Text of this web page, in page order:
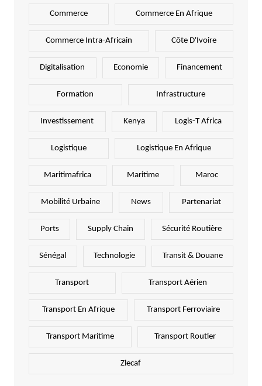
Commerce Commerce En Afrique
Commerce Intra-Africain Côte D'Ivoire
Digitalisation Economie Financement
Formation Infrastructure
Investissement Kenya Logis-T Africa
Logistique Logistique En Afrique
Maritimafrica Maritime Maroc
Mobilité Urbaine News Partenariat
Ports Supply Chain Sécurité Routière
Sénégal Technologie Transit & Douane
Transport Transport Aérien
Transport En Afrique Transport Ferroviaire
Transport Maritime Transport Routier
Zlecaf